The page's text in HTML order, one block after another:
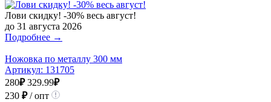
Лови скидку! -30% весь август!
до 31 августа 2026
Подробнее →
Ножовка по металлу 300 мм
Артикул: 131705
280₽ 329.99₽
230 ₽/ опт